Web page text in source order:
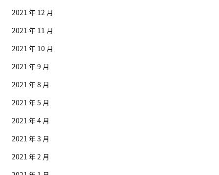
2021 年 12 月
2021 年 11 月
2021 年 10 月
2021 年 9 月
2021 年 8 月
2021 年 5 月
2021 年 4 月
2021 年 3 月
2021 年 2 月